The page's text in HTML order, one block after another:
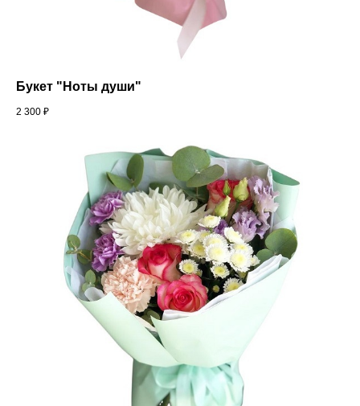
Букет "Ноты души"
2 300 ₽